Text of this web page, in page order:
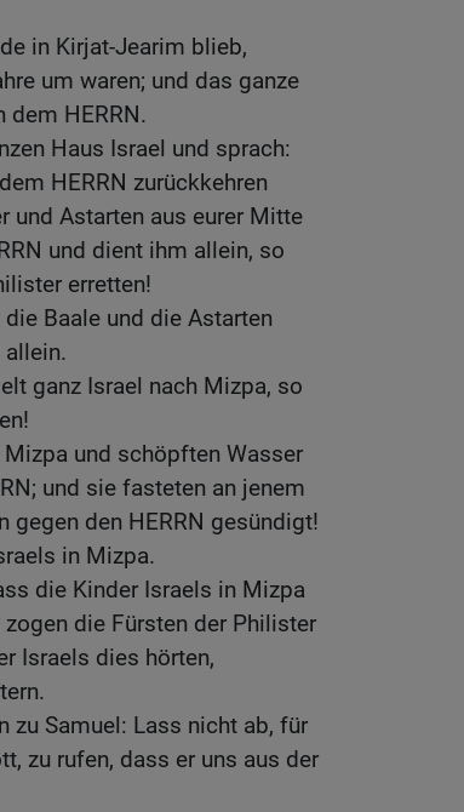
in Kirjat-Jearim blieb,
um waren; und das ganze
dem HERRN.
Haus Israel und sprach:
HERRN zurückkehren
und Astarten aus eurer Mitte
und dient ihm allein, so
erretten!
Baale und die Astarten
allein.
ganz Israel nach Mizpa, so
und schöpften Wasser
und sie fasteten an jenem
gegen den HERRN gesündigt!
in Mizpa.
die Kinder Israels in Mizpa
die Fürsten der Philister
Israels dies hörten,
zu Samuel: Lass nicht ab, für
zu rufen, dass er uns aus der